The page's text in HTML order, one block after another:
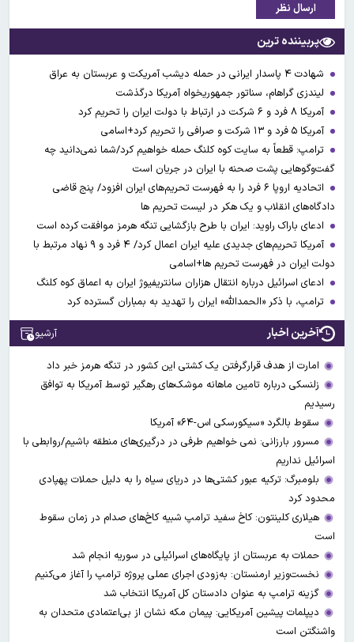
ارسال نظر
پربیننده ترین
شهادت ۴ پاسدار ایرانی در حمله دیشب آمریکت و عربستان به عراق
لیندزی گراهام، سناتور جمهوریخواه آمریکا درگذشت
آمریکا ۸ فرد و ۶ شرکت در ارتباط با دولت ایران را تحریم کرد
آمریکا ۵ فرد و ۱۳ شرکت و صرافی را تحریم کرد+اسامی
ترامپ: قطعاً به سایت کوه کلنگ حمله خواهیم کرد/شما نمی‌دانید چه
گفت‌وگوهایی پشت صحنه با ایران در جریان است
اتحادیه اروپا ۶ فرد را به فهرست تحریم‌های ایران افزود/ پنج قاضی
دادگاه‌های انقلاب و یک هکر در لیست تحریم ها
ادعای باراک راوید: ایران با طرح بازگشایی تنگه هرمز موافقت کرده است
آمریکا تحریم‌های جدیدی علیه ایران اعمال کرد/ ۴ فرد و ۹ نهاد مرتبط با
دولت ایران در فهرست تحریم ها+اسامی
ادعای اسرائیل درباره انتقال هزاران سانتریفیوژ ایران به اعماق کوه کلنگ
ترامپ، با ذکر «الحمدالله» ایران را تهدید به بمباران گسترده کرد
آخرین اخبار آرشیو
امارت از هدف قرارگرفتن یک کشتی این کشور در تنگه هرمز خبر داد
زلنسکی درباره تامین ماهانه موشک‌های رهگیر توسط آمریکا به توافق
رسیدیم
سقوط بالگرد «سیکورسکی اس-۶۴» آمریکا
مسرور بارزانی: نمی خواهیم طرفی در درگیری‌های منطقه باشیم/روابطی با
اسرائیل نداریم
بلومبرگ: ترکیه عبور کشتی‌ها در دریای سیاه را به دلیل حملات پهپادی
محدود کرد
هیلاری کلینتون: کاخ سفید ترامپ شبیه کاخ‌های صدام در زمان سقوط
است
حملات به عربستان از پایگاه‌های اسرائیلی در سوریه انجام شد
نخست‌وزیر ارمنستان: به‌زودی اجرای عملی پروژه ترامپ را آغاز می‌کنیم
گزینه ترامپ به عنوان دادستان کل آمریکا انتخاب شد
دیپلمات پیشین آمریکایی: پیمان مکه نشان از بی‌اعتمادی متحدان به
واشنگتن است